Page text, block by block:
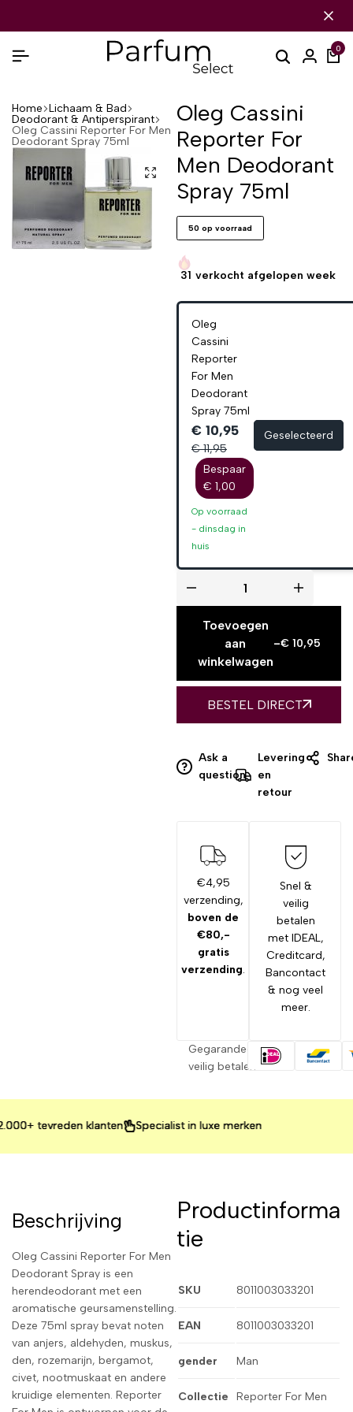
12.000+ TEVREDEN KLANTEN
12.000+ TEVREDEN KLANTEN
12.000+ TEVREDEN KLANTEN
0
Home Lichaam & Bad
Deodorant & Antiperspirant
Oleg Cassini Reporter For Men
Deodorant Spray 75ml
Oleg Cassini
Reporter For
Men Deodorant
Spray 75ml
50 op voorraad
31 verkocht afgelopen week
Oleg
Cassini
Reporter
For Men
Deodorant
Spray 75ml
€ 10,95
€ 11,95
Bespaar
€ 1,00
Op voorraad
- dinsdag in
huis
Geselecteerd
Toevoegen
aan
winkelwagen
-€ 10,95
BESTEL DIRECT
Ask a
question
Levering
en
retour
€4,95
verzending,
boven de
€80,-
gratis
verzending.
Snel &
veilig
betalen
met IDEAL,
Creditcard,
Bancontact
& nog veel
meer.
Gegarandeerd
veilig betalen
tevreden klanten Specialist in luxe merken
tevreden klanten Specialist in luxe merken
tevreden klanten Specialist in luxe merken
Beschrijving
Oleg Cassini Reporter For Men
Deodorant Spray is een
herendeodorant met een
aromatische geursamenstelling.
Deze 75ml spray bevat noten
van anjers, aldehyden, muskus,
den, rozemarijn, bergamot,
civet, nootmuskaat en andere
kruidige elementen. Reporter
Productinforma
tie
SKU 8011003033201
EAN 8011003033201
gender Man
Collectie Reporter For Men